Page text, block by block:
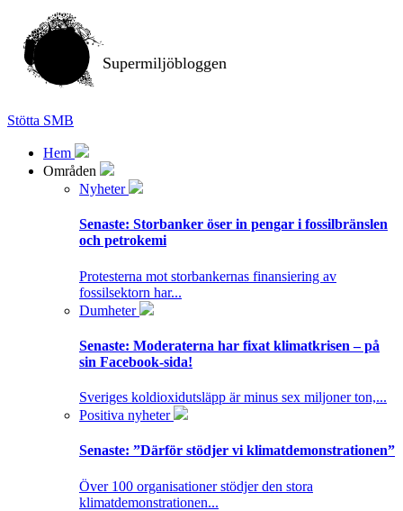
Supermiljöbloggen
Stötta SMB
Hem
Områden
Nyheter
Senaste: Storbanker öser in pengar i fossilbränslen
och petrokemi
Protesterna mot storbankernas finansiering av
fossilsektorn har...
Dumheter
Senaste: Moderaterna har fixat klimatkrisen – på
sin Facebook-sida!
Sveriges koldioxidutsläpp är minus sex miljoner ton,...
Positiva nyheter
Senaste: ”Därför stödjer vi klimatdemonstrationen”
Över 100 organisationer stödjer den stora
klimatdemonstrationen...